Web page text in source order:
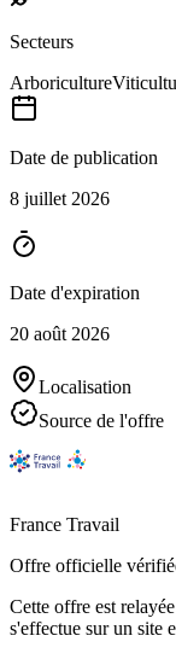
Secteurs
Arboriculture
Date de publication
8 juillet 2026
Date d'expiration
20 août 2026
Localisation
Source de l'offre
France Travail
Offre officielle
Cette offre est
s'effectue sur un site